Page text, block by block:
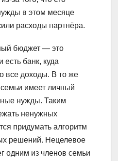
в этом месяце
расходы партнёра.
бюджет — это
банк, куда
все доходы. В то же
имеет личный
нужды. Таким
ненужных
придумать алгоритм
решений. Нецелевое
одним из членов семьи